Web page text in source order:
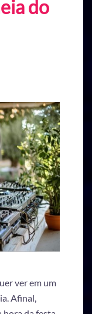
do
ver em um
Afinal,